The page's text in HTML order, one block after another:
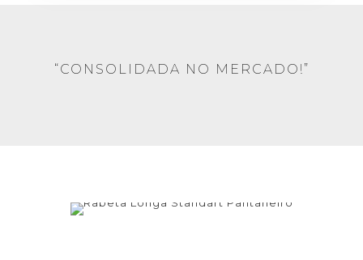
“CONSOLIDADA NO MERCADO!”